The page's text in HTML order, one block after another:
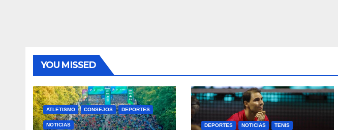
YOU MISSED
ATLETISMO CONSEJOS DEPORTES
NOTICIAS DEPORTES NOTICIAS TENIS